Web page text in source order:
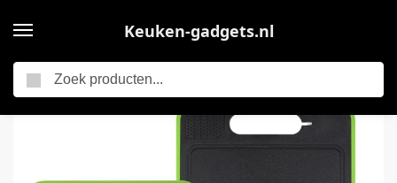
Keuken-gadgets.nl
Snelle Ontdooiplaat – 36 x 25 CM – Snijplank – Multifunctionele dubbelzijdige snijplank – Met messenslijpzone, knoflookpureezone – Keuken Accessoires – Antiaanbakplaat – Metaallegering – Ontdooi Plank – Ontdooiplaat Vlees en Vis – Vlees Ontdooien